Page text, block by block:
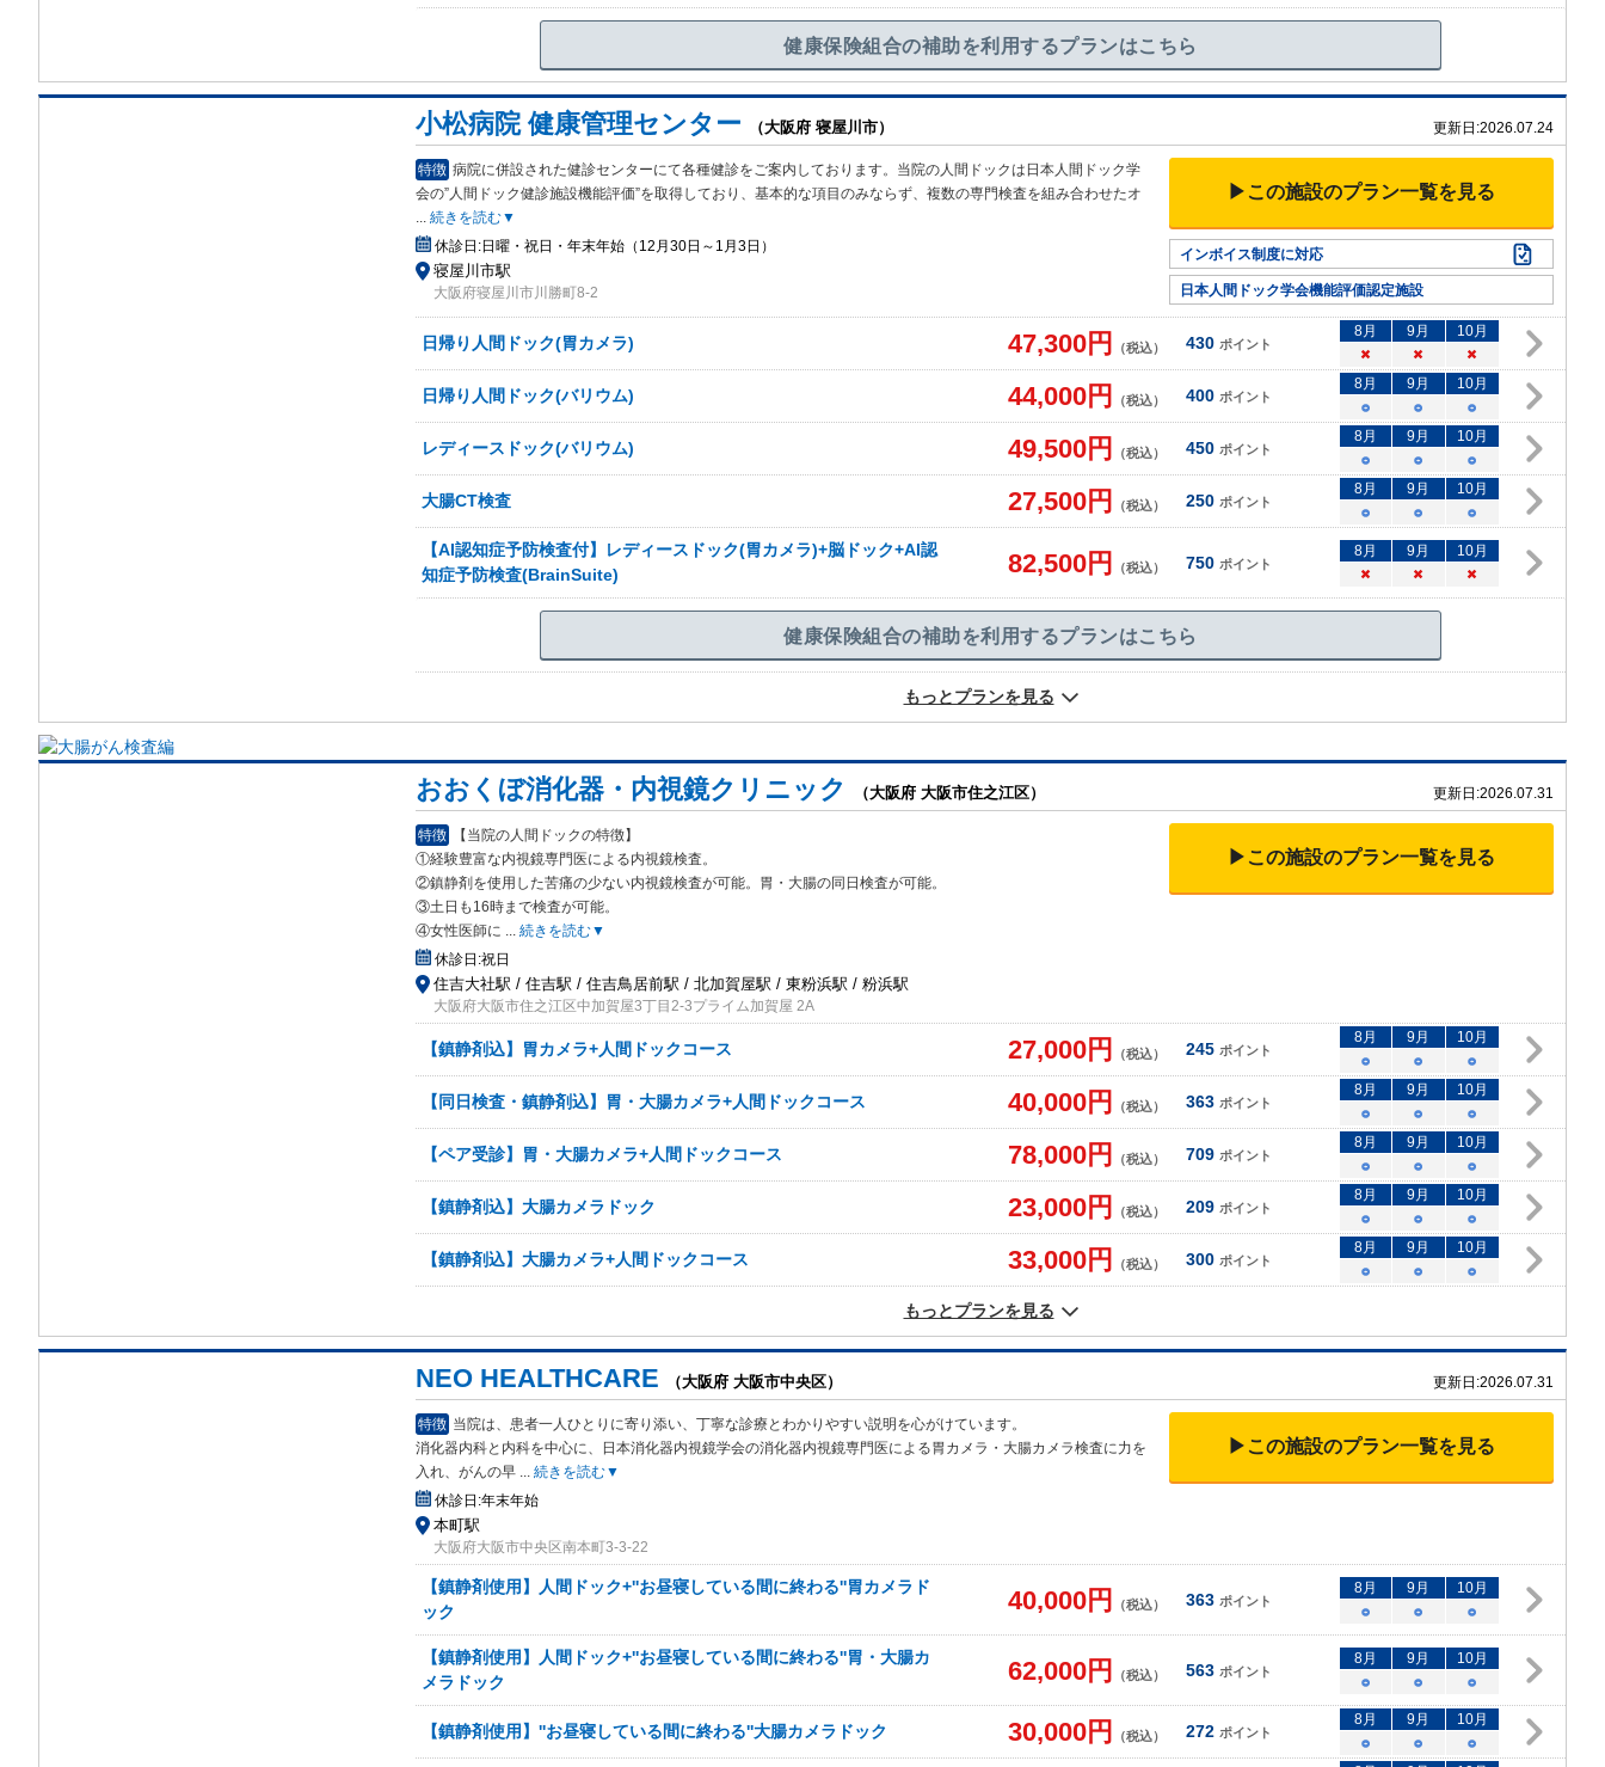
健康保険組合の補助を利用するプランはこちら
小松病院 健康管理センター （大阪府 寝屋川市） 更新日:2026.07.24
特徴 病院に併設された健診センターにて各種健診をご案内しております。当院の人間ドックは日本人間ドック学
会の”人間ドック健診施設機能評価”を取得しており、基本的な項目のみならず、複数の専門検査を組み合わせたオ
... 続きを読む▼
休診日:日曜・祝日・年末年始（12月30日～1月3日）
寝屋川市駅
大阪府寝屋川市川勝町8-2
▶この施設のプラン一覧を見る
インボイス制度に対応
日本人間ドック学会機能評価認定施設
日帰り人間ドック(胃カメラ) 47,300円 （税込） 430 ポイント
8月 9月 10月
×
× ×
日帰り人間ドック(バリウム) 44,000円 （税込） 400 ポイント
8月 9月 10月
○
○ ○
レディースドック(バリウム) 49,500円 （税込） 450 ポイント
8月 9月 10月
○
○ ○
大腸CT検査 27,500円 （税込） 250 ポイント
8月 9月 10月
○
○ ○
【AI認知症予防検査付】レディースドック(胃カメラ)+脳ドック+AI認
知症予防検査(BrainSuite)
82,500円 （税込） 750 ポイント
8月 9月 10月
×
× ×
健康保険組合の補助を利用するプランはこちら
もっとプランを見る
おおくぼ消化器・内視鏡クリニック （大阪府 大阪市住之江区） 更新日:2026.07.31
特徴
【当院の人間ドックの特徴】
①経験豊富な内視鏡専門医による内視鏡検査。
②鎮静剤を使用した苦痛の少ない内視鏡検査が可能。胃・大腸の同日検査が可能。
③土日も16時まで検査が可能。
④女性医師に ... 続きを読む▼
休診日:祝日
住吉大社駅 / 住吉駅 / 住吉鳥居前駅 / 北加賀屋駅 / 東粉浜駅 / 粉浜駅
大阪府大阪市住之江区中加賀屋3丁目2-3プライム加賀屋 2A
▶この施設のプラン一覧を見る
【鎮静剤込】胃カメラ+人間ドックコース 27,000円 （税込） 245 ポイント
8月 9月 10月
○
○ ○
【同日検査・鎮静剤込】胃・大腸カメラ+人間ドックコース 40,000円 （税込） 363 ポイント
8月 9月 10月
○
○ ○
【ペア受診】胃・大腸カメラ+人間ドックコース 78,000円 （税込） 709 ポイント
8月 9月 10月
○
○ ○
【鎮静剤込】大腸カメラドック 23,000円 （税込） 209 ポイント
8月 9月 10月
○
○ ○
【鎮静剤込】大腸カメラ+人間ドックコース 33,000円 （税込） 300 ポイント
8月 9月 10月
○
○ ○
もっとプランを見る
NEO HEALTHCARE （大阪府 大阪市中央区） 更新日:2026.07.31
特徴 当院は、患者一人ひとりに寄り添い、丁寧な診療とわかりやすい説明を心がけています。
消化器内科と内科を中心に、日本消化器内視鏡学会の消化器内視鏡専門医による胃カメラ・大腸カメラ検査に力を
入れ、がんの早 ... 続きを読む▼
休診日:年末年始
本町駅
大阪府大阪市中央区南本町3-3-22
▶この施設のプラン一覧を見る
【鎮静剤使用】人間ドック+''お昼寝している間に終わる''胃カメラド
ック
40,000円 （税込） 363 ポイント
8月 9月 10月
○
○ ○
【鎮静剤使用】人間ドック+''お昼寝している間に終わる''胃・大腸カ
メラドック
62,000円 （税込） 563 ポイント
8月 9月 10月
○
○ ○
【鎮静剤使用】''お昼寝している間に終わる''大腸カメラドック 30,000円 （税込） 272 ポイント
8月 9月 10月
○
○
○